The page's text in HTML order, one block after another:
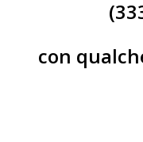
con